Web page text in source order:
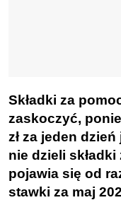
Składki za
zaskoczyć,
zł za jeden
nie dzieli
pojawia się od
stawki za maj